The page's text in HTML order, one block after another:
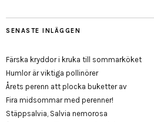
SENASTE INLÄGGEN
Färska kryddor i kruka till sommarköket
Humlor är viktiga pollinörer
Årets perenn att plocka buketter av
Fira midsommar med perenner!
Stäppsalvia, Salvia nemorosa